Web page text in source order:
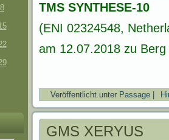
8
TMS SYNTHESE-10
(ENI 02324548,
am 12.07.2018 zu
Veröffentlicht unter Passage
GMS XERYUS